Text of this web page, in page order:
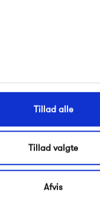
Tillad alle
Tillad valgte
Afvis
File
dig accepterer du at modtage e-